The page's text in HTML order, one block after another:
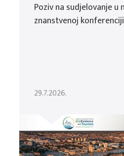
Poziv na sudjelovanje
znanstvenoj konferenciji
29.7.2026.